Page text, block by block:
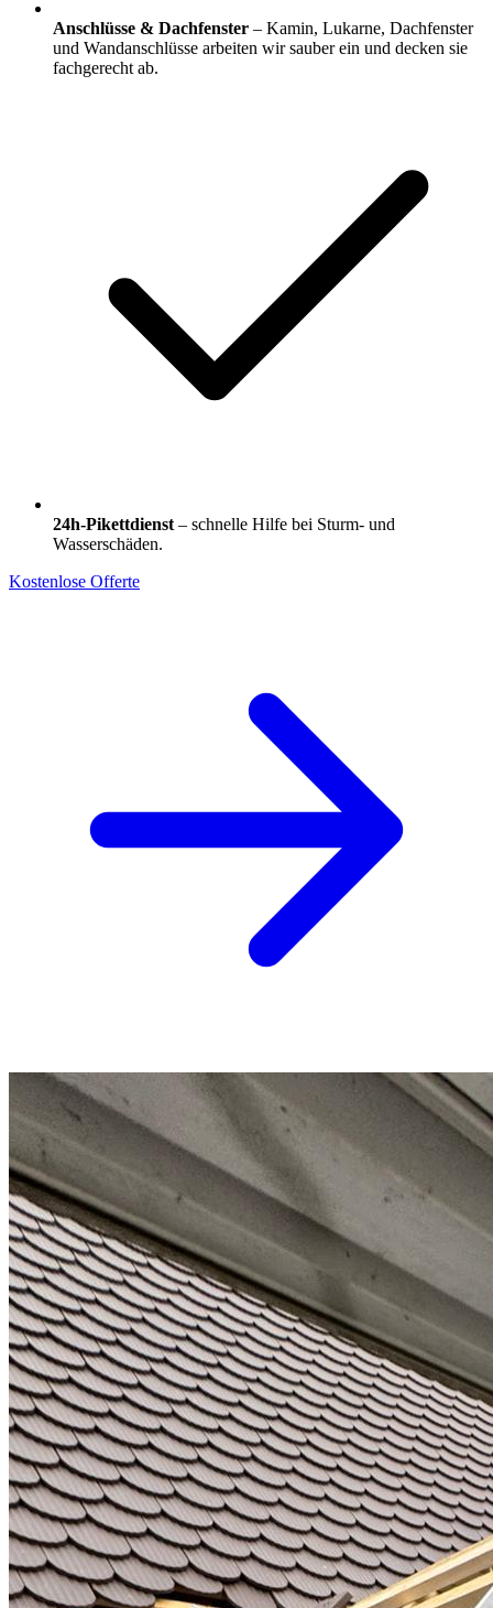
Anschlüsse & Dachfenster – Kamin, Lukarne, Dachfenster
und Wandanschlüsse arbeiten wir sauber ein und decken sie
fachgerecht ab.
24h-Pikettdienst – schnelle Hilfe bei Sturm- und
Wasserschäden.
Kostenlose Offerte